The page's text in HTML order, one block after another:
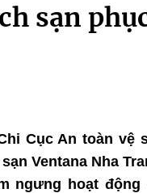
sạn
Cục An toàn vệ
Ventana Nha
ngưng hoạt động